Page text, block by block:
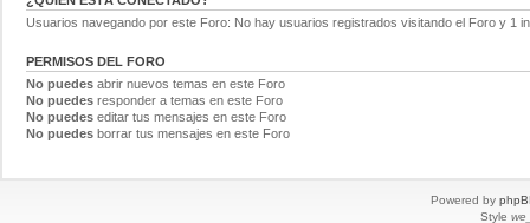
Usuarios navegando por este Foro: No hay usuarios registrados visitando el Foro y 1
PERMISOS DEL FORO
No puedes abrir nuevos temas en este Foro
No puedes responder a temas en este Foro
No puedes editar tus mensajes en este Foro
No puedes borrar tus mensajes en este Foro
Powered by
Style